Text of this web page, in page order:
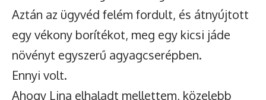
Aztán az ügyvéd felém fordult, és átnyújtott
egy vékony borítékot, meg egy kicsi jáde
növényt egyszerű agyagcserépben.
Ennyi volt.
Ahogy Lina elhaladt mellettem, közelebb